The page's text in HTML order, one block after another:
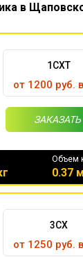
в
1CXT
от 1200 руб.
ЗАКАЗАТЬ
Объем
0.37
3CX
от 1250 руб.